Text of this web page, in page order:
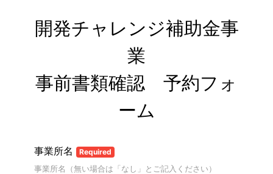
開発チャレンジ補助金事
業
事前書類確認　予約フォ
ーム
事業所名 Required
事業所名（無い場合は「なし」とご記入ください）